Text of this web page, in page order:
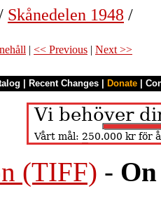
Skånedelen 1948 /
| << Previous | Next >>
Recent Changes Donate
(TIFF) -